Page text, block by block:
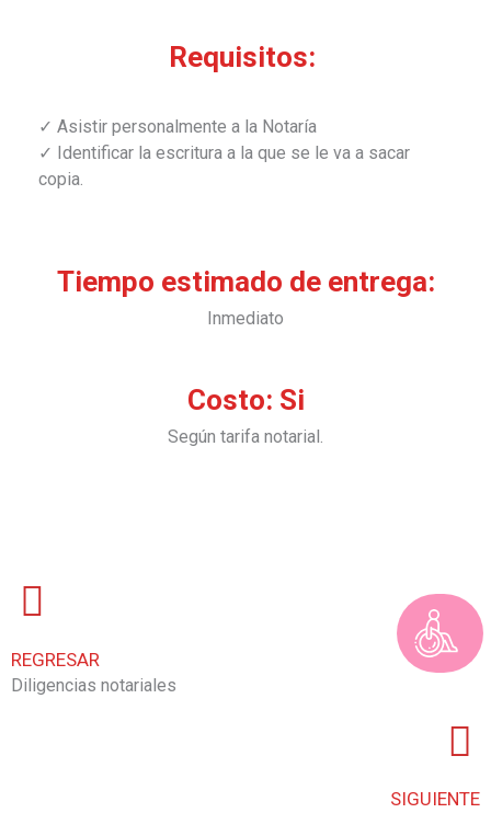
Requisitos: ​
✓ Asistir personalmente a la Notaría
✓ Identificar la escritura a la que se le va a sacar
copia.
Tiempo estimado de entrega:
Inmediato
Costo: Si
Según tarifa notarial.
REGRESAR
Diligencias notariales
SIGUIENTE